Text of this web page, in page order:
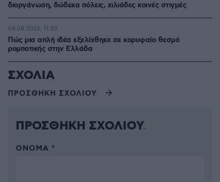
διοργάνωση, δώδεκα πόλεις, χιλιάδες κοινές στιγμές
Πώς μια απλή ιδέα εξελίχθηκε σε κορυφαίο θεσμό
ρομποτικής στην Ελλάδα
04.08.2026, 11:20
ΣΧΟΛΙΑ
ΠΡΟΣΘΗΚΗ ΣΧΟΛΙΟΥ
ΠΡΟΣΘΗΚΗ ΣΧΟΛΙΟΥ
ΌΝΟΜΑ *